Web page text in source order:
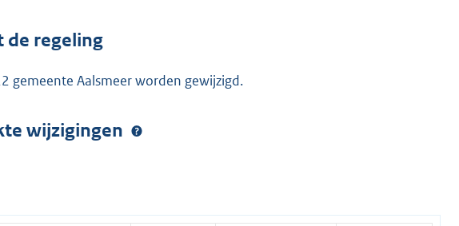
regeling
gemeente Aalsmeer worden gewijzigd.
wijzigingen